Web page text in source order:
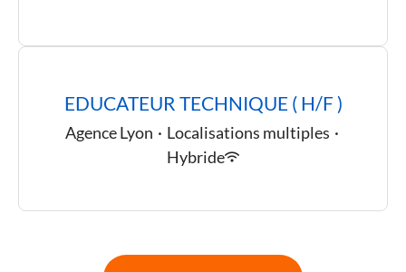
EDUCATEUR TECHNIQUE ( H/F )
Agence Lyon · Localisations multiples ·
Hybride